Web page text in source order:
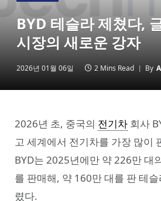
BYD 테슬라 제쳤다,
시장의 새로운 강자
2026년 01월 06일 2 Mins Read By
2026년 초, 중국의 전기차 회사
고 세계에서 전기차를 가장 많이
BYD는 2025년에만 약 226만 대
를 판매해, 약 160만 대를 판 테
렸다.